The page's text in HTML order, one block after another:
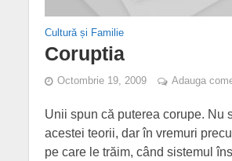
Cultură și Familie
Coruptia
Octombrie 19, 2009 Adauga
Unii spun că puterea corupe. Nu
acestei teorii, dar în vremuri
pe care le trăim, când sistemul